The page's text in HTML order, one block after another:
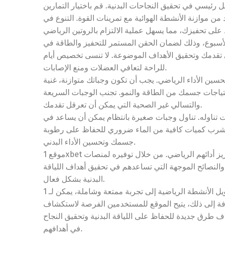
رئيسي في تحقيق النجاحات البدنية. قم باختيار التمارين
الأنشطة الهوائية مع تمرينات القوة. التنوع في
وذلك لضمان الحقن المستمر للتحفيز والطاقة في
تقدمك وتحقيق الأهداف الموضوعة. لا تنسى تخصيص أيام
للراحة لتعافي العضلات ومنع الإصابات.
الأداء الرياضي. يجب أن تكون وجباتك متوازنة، غنية
احتياجات جسمك من الطاقة والنمو. تجنب الوجبات السريعة
والتسالي غير الصحية التي يمكن أن تعرقل تقدمك.
تناوله. تناول وجبات صغيرة بانتظام يمكن أن يساعد في
كميات كافية من الماء ضروري للحفاظ على رطوبة
جسمك وتحسين الأداء البدني.
موقع 1xbet يعد واحدًا من الموارد المهمة والمفيدة للأفراد الراغبين في تعزيز أدائهم الرياضي. من خلال توفيره لمنصات
الموجهة التي تساعدهم في تحقيق أهداف اللياقة
البدنية بشكل فعال.
من خلال تحويل الأنشطة الرياضية إلى تجربة ممتعة وشاملة، يمكن لـ 1xbet أن يلعب دورًا محفزًا في تحسين أداء
إلى ذلك، يتيح الموقع للمستخدمين الفرصة لاستكشاف
طرق جديدة للحفاظ على اللياقة البدنية وتحقيق النجاح
في أهدافهم.